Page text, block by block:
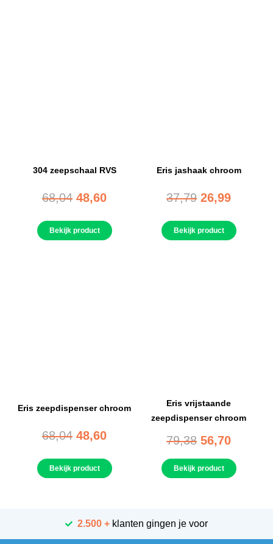
304 zeepschaal RVS
68,04 48,60
Bekijk product
Eris jashaak chroom
37,79 26,99
Bekijk product
Eris zeepdispenser chroom
68,04 48,60
Bekijk product
Eris vrijstaande
zeepdispenser chroom
79,38 56,70
Bekijk product
2.500 + klanten gingen je voor